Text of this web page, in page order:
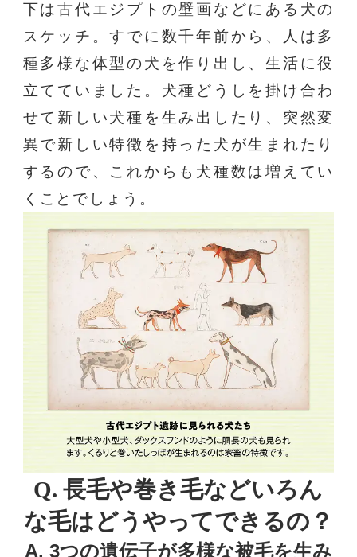
下は古代エジプトの壁画などにある犬の
スケッチ。すでに数千年前から、人は多
種多様な体型の犬を作り出し、生活に役
立てていました。犬種どうしを掛け合わ
せて新しい犬種を生み出したり、突然変
異で新しい特徴を持った犬が生まれたり
するので、これからも犬種数は増えてい
くことでしょう。
Q. 長毛や巻き毛などいろん
な毛はどうやってできるの？
A. 3つの遺伝子が多様な被毛を生み